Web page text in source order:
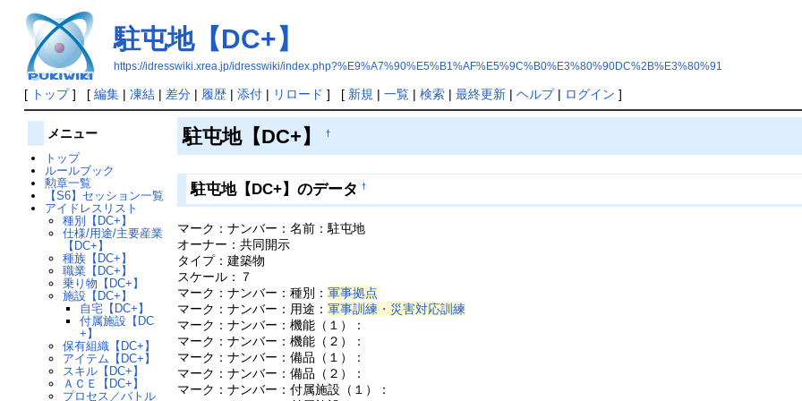
駐屯地【DC+】
https://idresswiki.xrea.jp/idresswiki/index.php?%E9%A7%90%E5%B1%AF%E5%9C%B0%E3%80%90DC%2B%E3%80%91
[ トップ] [ 編集| 凍結| 差分| 履歴| 添付| リロード ] [ 新規 | 一覧| 検索| 最終更新| ヘルプ| ログイン ]
駐屯地【DC+】 †
駐屯地【DC+】のデータ †
マーク：ナンバー：名前：駐屯地
オーナー：共同開示
タイプ：建築物
スケール：７
マーク：ナンバー：種別： 軍事拠点
マーク：ナンバー：用途： 軍事訓練・災害対応訓練
マーク：ナンバー：機能（１）：
マーク：ナンバー：機能（２）：
マーク：ナンバー：備品（１）：
マーク：ナンバー：備品（２）：
マーク：ナンバー：付属施設（１）：
メニュー
トップ
ルールブック
勲章一覧
【S6】セッション一覧
アイドレスリスト
種別【DC+】
仕様/用途/主要産業
【DC+】
種族【DC+】
職業【DC+】
乗り物【DC+】
施設【DC+】
自宅【DC+】
付属施設【DC
+】
保有組織【DC+】
アイテム【DC+】
スキル【DC+】
ＡＣＥ【DC+】
プロセス／バトル